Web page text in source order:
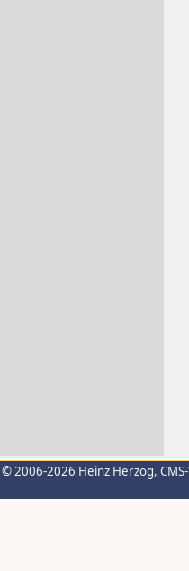
© 2006-2026 Heinz Herzog,